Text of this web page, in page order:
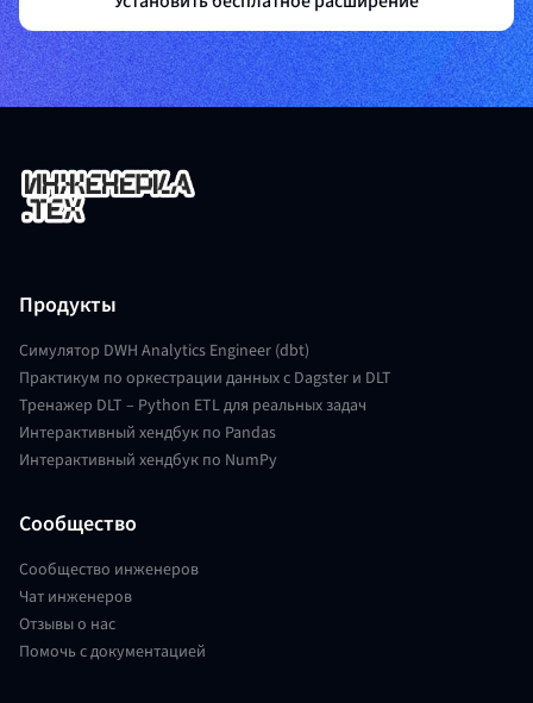
Продукты
Симулятор DWH Analytics Engineer (dbt)
Практикум по оркестрации данных с Dagster и DLT
Тренажер DLT – Python ETL для реальных задач
Интерактивный хендбук по Pandas
Интерактивный хендбук по NumPy
Сообщество
Сообщество инженеров
Чат инженеров
Отзывы о нас
Помочь с документацией